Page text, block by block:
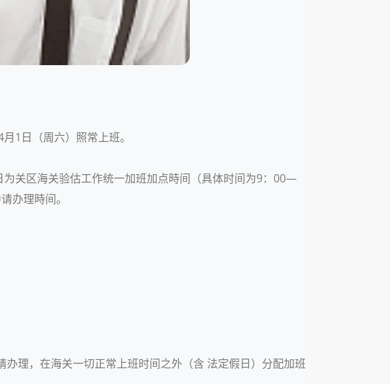
1日（周六）照常上班。
关区海关验估工作统一加班加点時间（具体时间为9：00—
办理時间。
办理，在海关一切正常上班时间之外（含 法定假日）分配加班